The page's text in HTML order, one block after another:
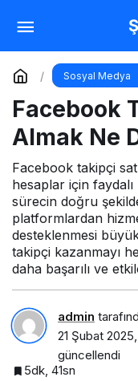
Sosyal Medya
Facebook
Almak Ne
Facebook takipçi
hesaplar için
sürecin doğru
platformlardan
desteklenmesi
takipçi kazanmayı
daha başarılı ve
admin
21 Şubat
güncellendi
5dk, 41sn
YouTube
Yorum Yap